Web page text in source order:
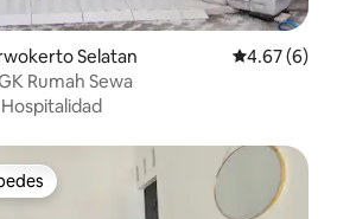
Selatan Calificación
4.67 (6)
Rumah Sewa
Hospitalidad